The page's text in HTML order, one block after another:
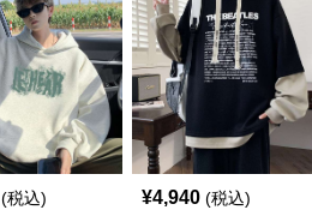
(税込) ¥4,940 (税込)